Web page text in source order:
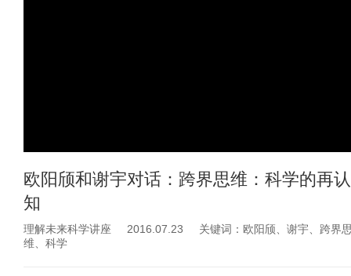
欧阳颀和谢宇对话：跨界思维：科学的再认
知
理解未来科学讲座 2016.07.23 关键词：欧阳颀、谢宇、跨界
维、科学